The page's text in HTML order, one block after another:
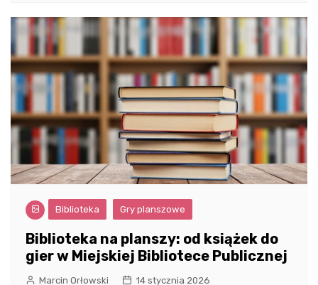
Biblioteka Gry planszowe
Biblioteka na planszy: od książek do
gier w Miejskiej Bibliotece Publicznej
Marcin Orłowski 14 stycznia 2026